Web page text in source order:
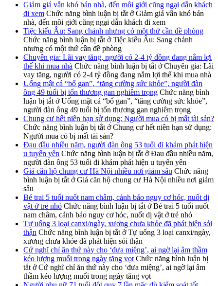
Giảm giá vẫn khó bán nhà, đến môi giới cũng ngại dẫn khách
đi xem Chức năng bình luận bị tắt ở Giảm giá vẫn khó bán
nhà, đến môi giới cũng ngại dẫn khách đi xem
Tiệc kiểu Âu: Sang chảnh nhưng có một thứ cần đề phòng
Chức năng bình luận bị tắt ở Tiệc kiểu Âu: Sang chảnh
nhưng có một thứ cần đề phòng
Chuyên gia: Lãi vay tăng, người có 2-4 tỷ đồng đang nắm lợi
thế khi mua nhà Chức năng bình luận bị tắt ở Chuyên gia: Lãi
vay tăng, người có 2-4 tỷ đồng đang nắm lợi thế khi mua nhà
Uống mật cá “bổ gan”, “tăng cường sức khỏe”, người đàn
ông 49 tuổi bị tổn thương gan nghiêm trọng Chức năng bình
luận bị tắt ở Uống mật cá “bổ gan”, “tăng cường sức khỏe”,
người đàn ông 49 tuổi bị tổn thương gan nghiêm trọng
Chung cư hết niên hạn sử dụng: Người mua có bị mất tài sản?
Chức năng bình luận bị tắt ở Chung cư hết niên hạn sử dụng:
Người mua có bị mất tài sản?
Đau đầu nhiều năm, người đàn ông 53 tuổi đi khám phát hiện
u tuyến yên Chức năng bình luận bị tắt ở Đau đầu nhiều năm,
người đàn ông 53 tuổi đi khám phát hiện u tuyến yên
Giá căn hộ chung cư Hà Nội nhiều nơi giảm sâu Chức năng
bình luận bị tắt ở Giá căn hộ chung cư Hà Nội nhiều nơi giảm
sâu
Bé trai 5 tuổi nuốt nam châm, cảnh báo nguy cơ hóc, nuốt dị
vật ở trẻ nhỏ Chức năng bình luận bị tắt ở Bé trai 5 tuổi nuốt
nam châm, cảnh báo nguy cơ hóc, nuốt dị vật ở trẻ nhỏ
Tự uống 3 loại canxi/ngày, xương chưa khỏe đã phát hiện sỏi
thận Chức năng bình luận bị tắt ở Tự uống 3 loại canxi/ngày,
xương chưa khỏe đã phát hiện sỏi thận
Cứ nghĩ chỉ ăn thứ này cho ‘đưa miệng’, ai ngờ lại âm thầm
kéo lượng muối trong ngày tăng vọt Chức năng bình luận bị
tắt ở Cứ nghĩ chỉ ăn thứ này cho ‘đưa miệng’, ai ngờ lại âm
thầm kéo lượng muối trong ngày tăng vọt